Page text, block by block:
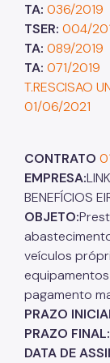
TA: 036/2019
TSER: 004/
TA: 089/2019
TA: 071/2019
T.RESCISAO
01/06/2021
CONTRATO
EMPRESA:
BENEFÍCIOS
OBJETO:
veículos
pagamento
PRAZO
PRAZO FINAL:
DATA DE